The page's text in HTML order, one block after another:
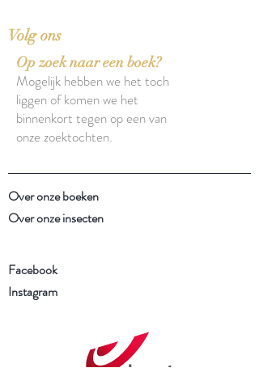
Volg ons
Op zoek naar een boek?
Mogelijk hebben we het toch
liggen of komen we het
binnenkort tegen op een van
onze zoektochten.
Over onze boeken
Over onze insecten
Facebook
Instagram